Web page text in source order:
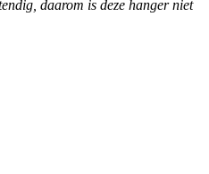
daarom is deze hanger niet